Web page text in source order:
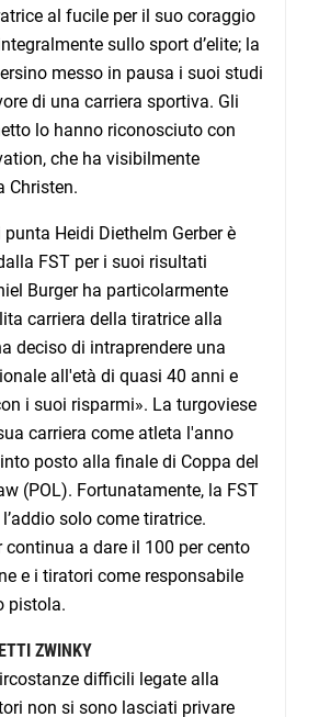
al fucile per il suo coraggio
sullo sport d’elite; la
messo in pausa i suoi studi
di una carriera sportiva. Gli
lo hanno riconosciuto con
che ha visibilmente
Christen.
Heidi Diethelm Gerber è
FST per i suoi risultati
Burger ha particolarmente
carriera della tiratrice alla
deciso di intraprendere una
all'età di quasi 40 anni e
i suoi risparmi». La turgoviese
carriera come atleta l'anno
posto alla finale di Coppa del
(POL). Fortunatamente, la FST
solo come tiratrice.
continua a dare il 100 per cento
e i tiratori come responsabile
pistola.
ZWINKY
difficili legate alla
non si sono lasciati privare